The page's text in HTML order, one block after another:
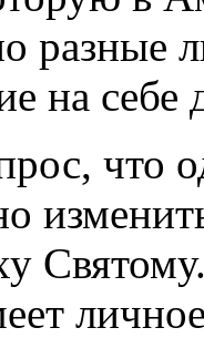
разные
на себе
что